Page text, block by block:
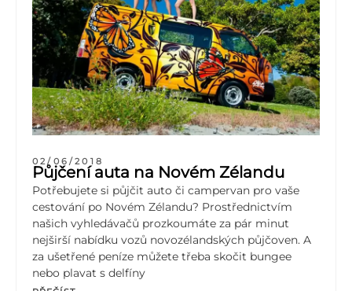
02/06/2018
Půjčení auta na Novém Zélandu
Potřebujete si půjčit auto či campervan pro vaše
cestování po Novém Zélandu? Prostřednictvím
našich vyhledávačů prozkoumáte za pár minut
nejširší nabídku vozů novozélandských půjčoven. A
za ušetřené peníze můžete třeba skočit bungee
nebo plavat s delfíny